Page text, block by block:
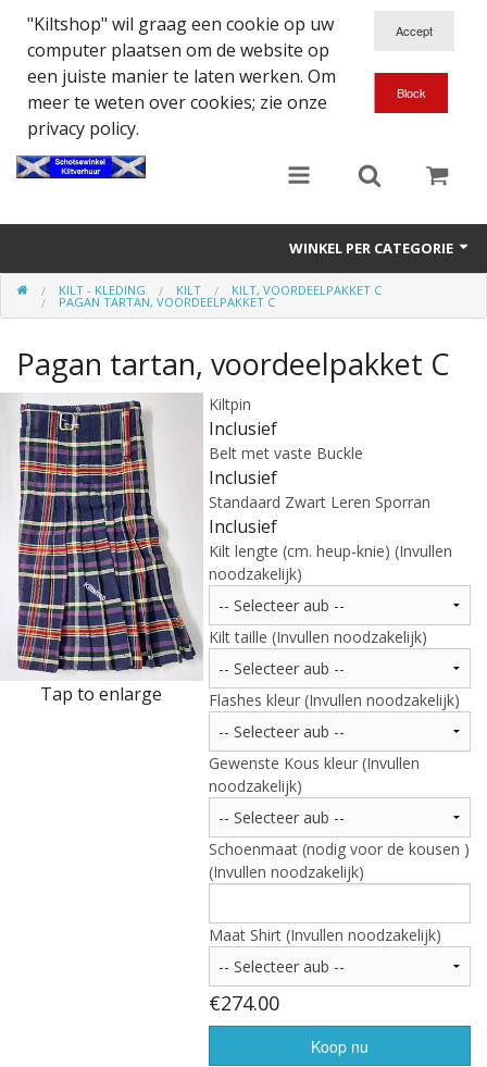
"Kiltshop" wil graag een cookie op uw
computer plaatsen om de website op
een juiste manier te laten werken. Om
meer te weten over cookies; zie onze
privacy policy.
WINKEL PER CATEGORIE
Accessoires
Eten en Drinken
Kilt - Kleding
Highland Titles
Verhuur
AFGEPRIJST - UITVERKOOP
KILT - KLEDING KILT KILT, VOORDEELPAKKET C
PAGAN TARTAN, VOORDEELPAKKET C
Pagan tartan, voordeelpakket C
Tap to enlarge
Kiltpin
Inclusief
Belt met vaste Buckle
Inclusief
Standaard Zwart Leren Sporran
Inclusief
Kilt lengte (cm. heup-knie) (Invullen
noodzakelijk)
Kilt taille (Invullen noodzakelijk)
Flashes kleur (Invullen noodzakelijk)
Gewenste Kous kleur (Invullen
noodzakelijk)
Schoenmaat (nodig voor de kousen )
(Invullen noodzakelijk)
Maat Shirt (Invullen noodzakelijk)
€274.00
Koop nu